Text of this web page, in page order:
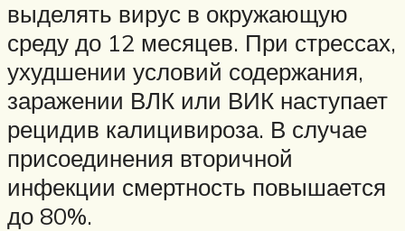
выделять вирус в окружающую
среду до 12 месяцев. При стрессах,
ухудшении условий содержания,
заражении ВЛК или ВИК наступает
рецидив калицивироза. В случае
присоединения вторичной
инфекции смертность повышается
до 80%.